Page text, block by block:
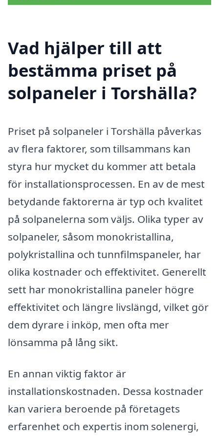
Vad hjälper till att
bestämma priset på
solpaneler i Torshälla?
Priset på solpaneler i Torshälla påverkas
av flera faktorer, som tillsammans kan
styra hur mycket du kommer att betala
för installationsprocessen. En av de mest
betydande faktorerna är typ och kvalitet
på solpanelerna som väljs. Olika typer av
solpaneler, såsom monokristallina,
polykristallina och tunnfilmspaneler, har
olika kostnader och effektivitet. Generellt
sett har monokristallina paneler högre
effektivitet och längre livslängd, vilket gör
dem dyrare i inköp, men ofta mer
lönsamma på lång sikt.
En annan viktig faktor är
installationskostnaden. Dessa kostnader
kan variera beroende på företagets
erfarenhet och expertis inom solenergi,